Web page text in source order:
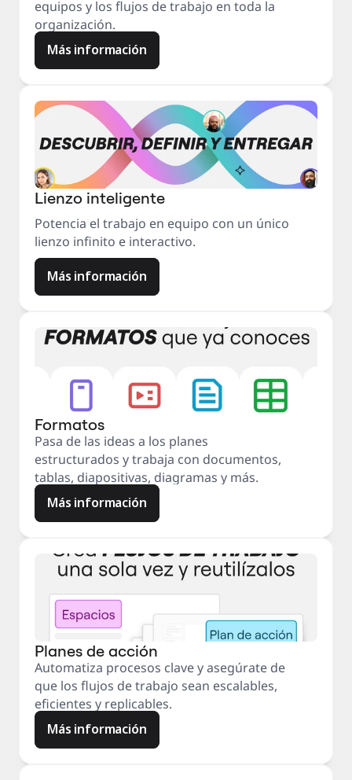
equipos y los flujos de trabajo en toda la
organización.
Más información
Lienzo inteligente
Potencia el trabajo en equipo con un único
lienzo infinito e interactivo.
Más información
Formatos
Pasa de las ideas a los planes
estructurados y trabaja con documentos,
tablas, diapositivas, diagramas y más.
Más información
Planes de acción
Automatiza procesos clave y asegúrate de
que los flujos de trabajo sean escalables,
eficientes y replicables.
Más información